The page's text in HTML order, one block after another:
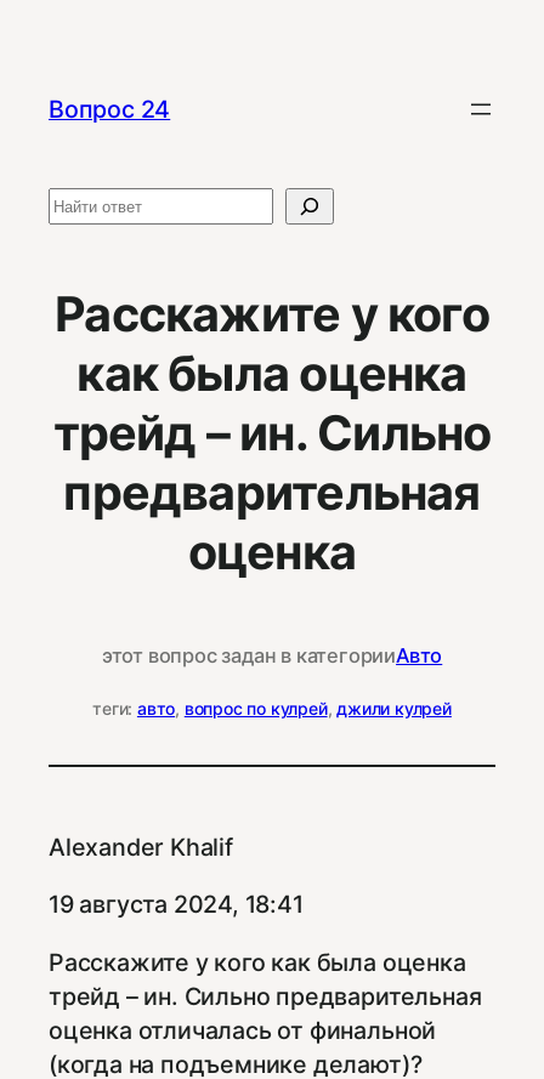
содержимому
Вопрос 24
Поиск
Расскажите у кого
как была оценка
трейд – ин. Сильно
предварительная
оценка
этот вопрос задан в категорииАвто
теги: авто, вопрос по кулрей, джили кулрей
Alexander Khalif
19 августа 2024, 18:41
Расскажите у кого как была оценка
трейд – ин. Сильно предварительная
оценка отличалась от финальной
(когда на подъемнике делают)?